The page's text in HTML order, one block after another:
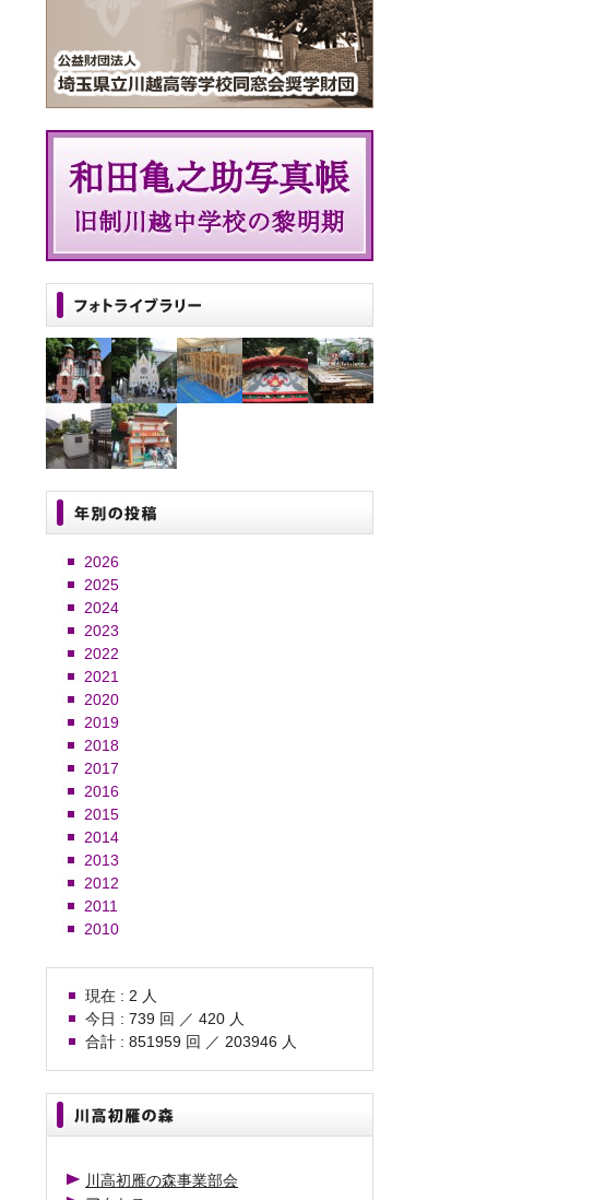
2026
2025
2024
2023
2022
2021
2020
2019
2018
2017
2016
2015
2014
2013
2012
2011
2010
現在 : 2 人
今日 : 739 回 ／ 420 人
合計 : 851959 回 ／ 203946 人
川高初雁の森事業部会